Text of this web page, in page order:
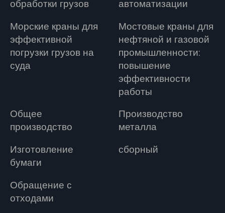
обработки грузов
автоматизации
Морские краны для
эффективной
погрузки грузов на
суда
Мостовые краны для
нефтяной и газовой
промышленности:
повышение
эффективности
работы
Общее
производство
Производство
металла
Изготовление
бумаги
сборный
Обращение с
отходами